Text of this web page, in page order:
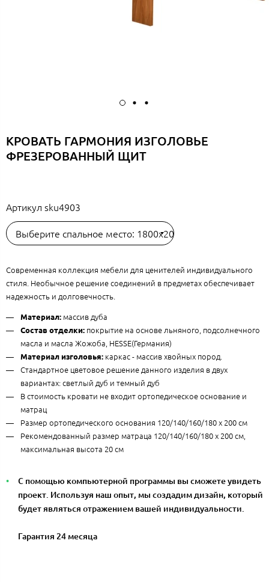
КРОВАТЬ ГАРМОНИЯ ИЗГОЛОВЬЕ
ФРЕЗЕРОВАННЫЙ ЩИТ
Артикул sku4903
Выберите спальное место: 1800х2000
Современная коллекция мебели для ценителей индивидуального
стиля. Необычное решение соединений в предметах обеспечивает
надежность и долговечность.
Материал: массив дуба
Состав отделки: покрытие на основе льняного, подсолнечного
масла и масла Жожоба, HESSE(Германия)
Материал изголовья: каркас - массив хвойных пород.
Стандартное цветовое решение данного изделия в двух
вариантах: светлый дуб и темный дуб
В стоимость кровати не входит ортопедическое основание и
матрац
Размер ортопедического основания 120/140/160/180 х 200 см
Рекомендованный размер матраца 120/140/160/180 х 200 см,
максимальная высота 20 см
С помощью компьютерной программы вы сможете увидеть
проект. Используя наш опыт, мы создадим дизайн, который
будет являться отражением вашей индивидуальности.
Гарантия 24 месяца